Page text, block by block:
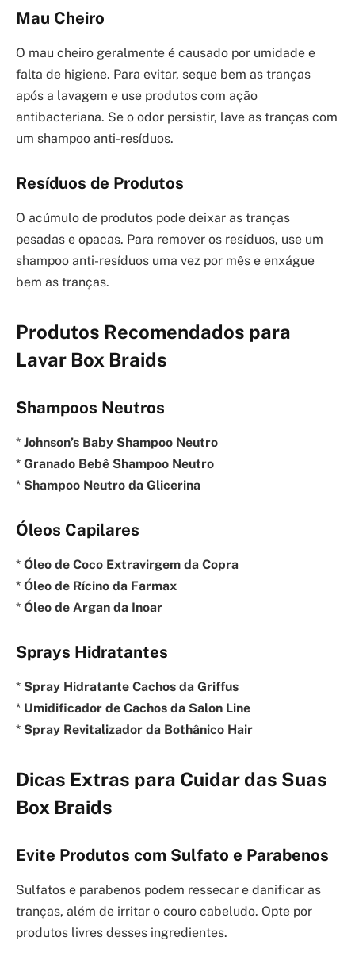
Mau Cheiro
O mau cheiro geralmente é causado por umidade e
falta de higiene. Para evitar, seque bem as tranças
após a lavagem e use produtos com ação
antibacteriana. Se o odor persistir, lave as tranças com
um shampoo anti-resíduos.
Resíduos de Produtos
O acúmulo de produtos pode deixar as tranças
pesadas e opacas. Para remover os resíduos, use um
shampoo anti-resíduos uma vez por mês e enxágue
bem as tranças.
Produtos Recomendados para
Lavar Box Braids
Shampoos Neutros
* Johnson’s Baby Shampoo Neutro
* Granado Bebê Shampoo Neutro
* Shampoo Neutro da Glicerina
Óleos Capilares
* Óleo de Coco Extravirgem da Copra
* Óleo de Rícino da Farmax
* Óleo de Argan da Inoar
Sprays Hidratantes
* Spray Hidratante Cachos da Griffus
* Umidificador de Cachos da Salon Line
* Spray Revitalizador da Bothânico Hair
Dicas Extras para Cuidar das Suas
Box Braids
Evite Produtos com Sulfato e Parabenos
Sulfatos e parabenos podem ressecar e danificar as
tranças, além de irritar o couro cabeludo. Opte por
produtos livres desses ingredientes.